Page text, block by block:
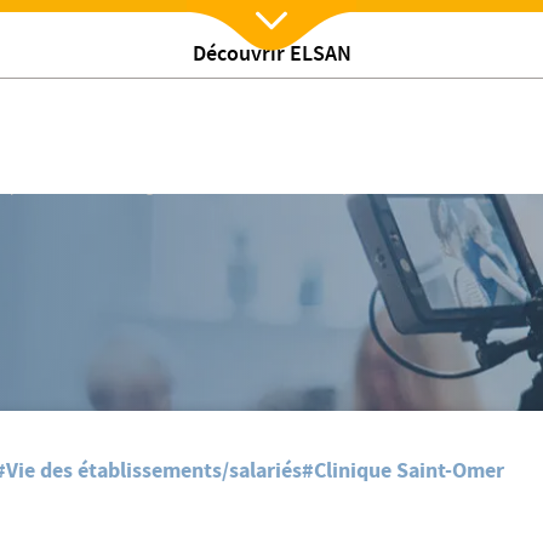
Découvrir ELSAN
Nx:Afficher menu
en chirurgie maxillo faciale à la Clinique de Saint Omer
des établissements/salariés#Clinique Saint-Omer